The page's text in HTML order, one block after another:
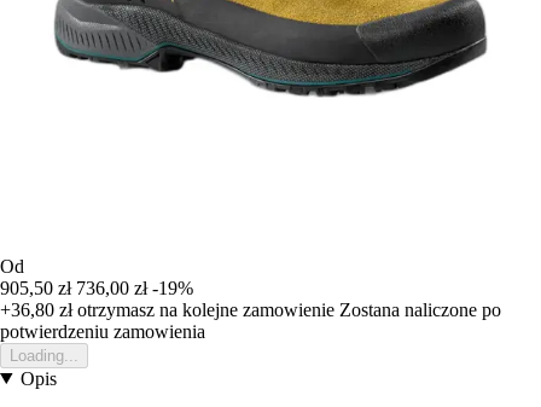
Od
905,50 zł 736,00 zł -19%
+36,80 złotrzymasz na kolejne zamowienie Zostana naliczone po
potwierdzeniu zamowienia
Loading...
Opis